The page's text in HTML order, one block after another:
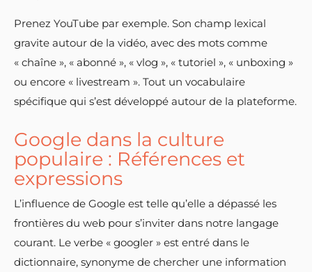
Prenez YouTube par exemple. Son champ lexical
gravite autour de la vidéo, avec des mots comme
« chaîne », « abonné », « vlog », « tutoriel », « unboxing »
ou encore « livestream ». Tout un vocabulaire
spécifique qui s’est développé autour de la plateforme.
Google dans la culture
populaire : Références et
expressions
L’influence de Google est telle qu’elle a dépassé les
frontières du web pour s’inviter dans notre langage
courant. Le verbe « googler » est entré dans le
dictionnaire, synonyme de chercher une information